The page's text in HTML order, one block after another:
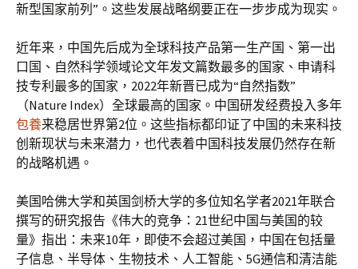
新型国家前列”。这些发展战略纲要正在一步步成为现实。
近年来，中国先后成为全球科技产品第一生产国、第一出
口国、自然科学领域论文年发文篇数最多的国家、申请科
技专利最多的国家，2022年新晋已成为“自然指数”
（Nature Index）全球最高的国家。中国研发经费投入多年
包養来稳居世界第2位。这些指标都印证了中国的未来科技
创新现状与未来潜力，也代表着中国科技发展仍然存在新
的战略机遇。
美国哈佛大学和英国剑桥大学的多位知名学者2021年联合
撰写的研究报告《伟大的竞争：21世纪中国与美国的较
量》指出：未来10年，即使不会超过美国，中国在包括量
子信息、半导体、生物技术、人工智能、5G通信和清洁能